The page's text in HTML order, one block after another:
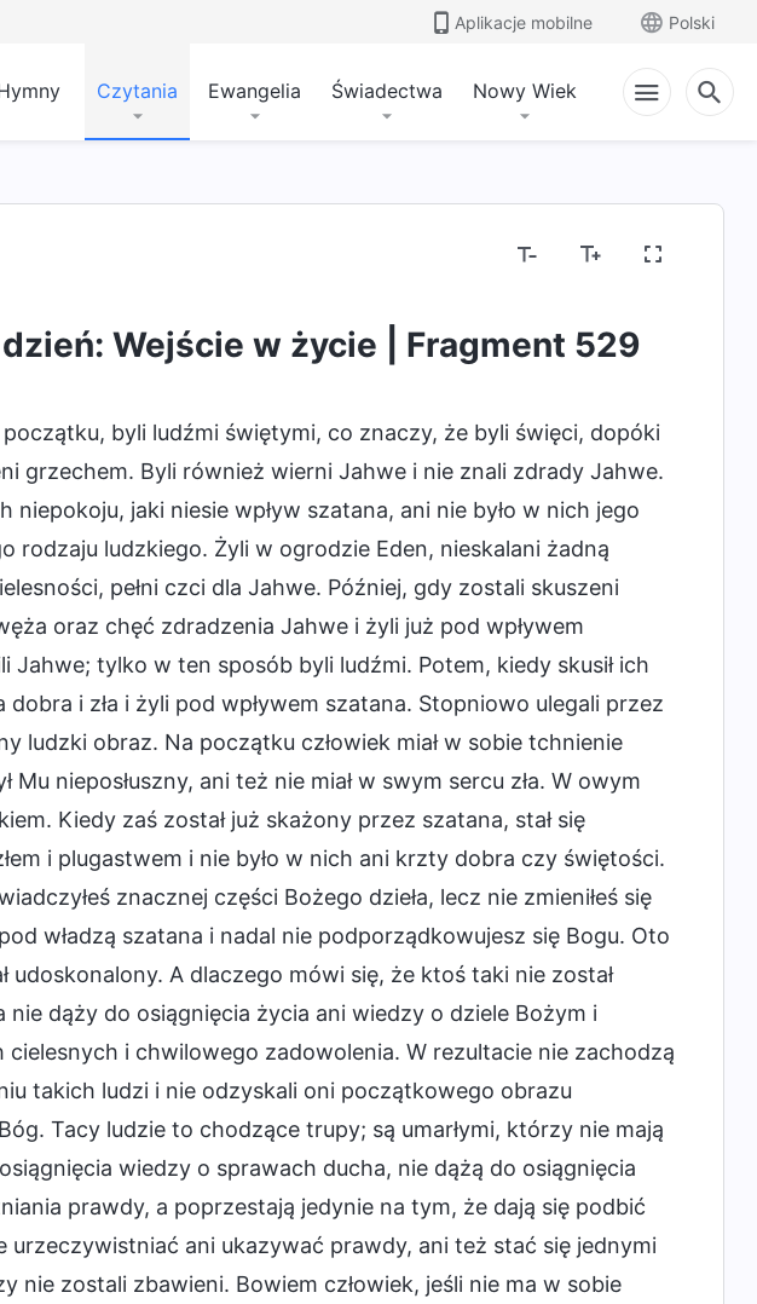
Aplikacje mobilne Polski
Czytania Ewangelia Świadectwa Nowy Wiek
dzień: Wejście w życie | Fragment 529
byli ludźmi świętymi, co znaczy, że byli święci, dopóki
grzechem. Byli również wierni Jahwe i nie znali zdrady Jahwe.
niepokoju, jaki niesie wpływ szatana, ani nie było w nich jego
rodzaju ludzkiego. Żyli w ogrodzie Eden, nieskalani żadną
pełni czci dla Jahwe. Później, gdy zostali skuszeni
oraz chęć zdradzenia Jahwe i żyli już pod wpływem
Jahwe; tylko w ten sposób byli ludźmi. Potem, kiedy skusił ich
i zła i żyli pod wpływem szatana. Stopniowo ulegali przez
ludzki obraz. Na początku człowiek miał w sobie tchnienie
nieposłuszny, ani też nie miał w swym sercu zła. W owym
Kiedy zaś został już skażony przez szatana, stał się
i plugastwem i nie było w nich ani krzty dobra czy świętości.
znacznej części Bożego dzieła, lecz nie zmieniłeś się
władzą szatana i nadal nie podporządkowujesz się Bogu. Oto
udoskonalony. A dlaczego mówi się, że ktoś taki nie został
dąży do osiągnięcia życia ani wiedzy o dziele Bożym i
i chwilowego zadowolenia. W rezultacie nie zachodzą
takich ludzi i nie odzyskali oni początkowego obrazu
Tacy ludzie to chodzące trupy; są umarłymi, którzy nie mają
wiedzy o sprawach ducha, nie dążą do osiągnięcia
prawdy, a poprzestają jedynie na tym, że dają się podbić
ani ukazywać prawdy, ani też stać się jednymi
nie zostali zbawieni. Bowiem człowiek, jeśli nie ma w sobie